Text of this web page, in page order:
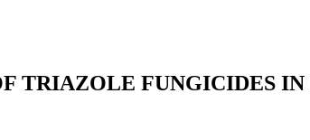
TRIAZOLE FUNGICIDES